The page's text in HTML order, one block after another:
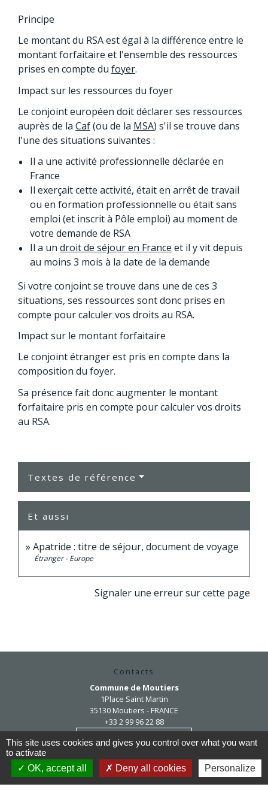
Principe
Le montant du RSA est égal à la différence entre le
montant forfaitaire et l'ensemble des ressources
prises en compte du foyer.
Impact sur les ressources du foyer
Le conjoint européen doit déclarer ses ressources
auprès de la Caf(ou de la MSA) s'il se trouve dans
l'une des situations suivantes :
Il a une activité professionnelle déclarée en
France
Il exerçait cette activité, était en arrêt de travail
ou en formation professionnelle ou était sans
emploi (et inscrit à Pôle emploi) au moment de
votre demande de RSA
Il a un droit de séjour en France et il y vit depuis
au moins 3 mois à la date de la demande
Si votre conjoint se trouve dans une de ces 3
situations, ses ressources sont donc prises en
compte pour calculer vos droits au RSA.
Impact sur le montant forfaitaire
Le conjoint étranger est pris en compte dans la
composition du foyer.
Sa présence fait donc augmenter le montant
forfaitaire pris en compte pour calculer vos droits
au RSA.
Textes de référence
Et aussi
Apatride : titre de séjour, document de voyage
Étranger - Europe
Signaler une erreur sur cette page
Contacts
Commune de Moutiers
1Place Saint Martin
35130 Moutiers - FRANCE
+33 2 99 96 22 88
Contact par formulaire
Horaires d'ouverture
Mardi au vendredi : 9h / 12h30
This site uses cookies and gives you control over what you want
to activate
OK, accept all
Deny all cookies Personalize